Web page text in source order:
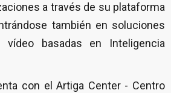
a través de su plataforma
también en soluciones
basadas en Inteligencia
con el Artiga Center - Centro